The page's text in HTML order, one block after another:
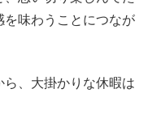
を味わうことにつなが
、大掛かりな休暇は